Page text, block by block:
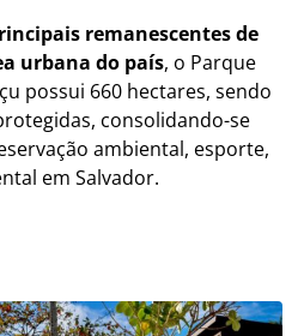
remanescentes de
urbana do país, o Parque
possui 660 hectares, sendo
consolidando-se
ambiental, esporte,
em Salvador.